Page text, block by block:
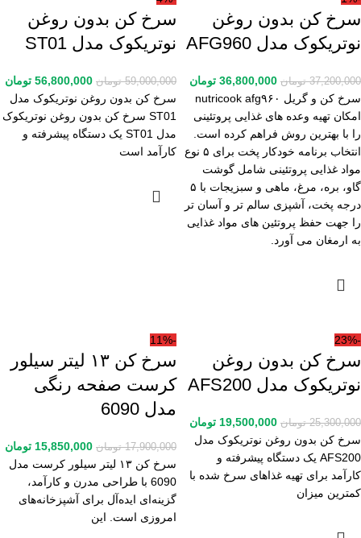
سرخ کن بدون روغن
نوتریکوک مدل AFG960
37,200,000 تومان 36,800,000 تومان
سرخ کن و گریل nutricook afg۹۶۰
امکان تهیه وعده های غذایی پروتئینی
را با بهترین روش فراهم کرده است.
انتخاب برنامه خودکار پخت برای ۵ نوع
مواد غذایی پروتئینی شامل گوشت
گاو، بره، مرغ، ماهی و سبزیجات با ۵
درجه پخت، آشپزی سالم تر و آسان تر
را جهت حفظ پروتئین های مواد غذایی
به ارمغان می آورد.
سرخ کن بدون روغن
نوتریکوک مدل ST01
59,000,000 تومان 56,800,000 تومان
سرخ کن بدون روغن نوتریکوک مدل
ST01 سرخ کن بدون روغن نوتریکوک
مدل ST01 یک دستگاه پیشرفته و
کارآمد است
-23%
سرخ کن بدون روغن
نوتریکوک مدل AFS200
25,300,000 تومان 19,500,000 تومان
سرخ کن بدون روغن نوتریکوک مدل
AFS200 یک دستگاه پیشرفته و
کارآمد برای تهیه غذاهای سرخ شده با
کمترین میزان
-11%
سرخ کن ۱۳ لیتر سیلور
کرست صفحه رنگی
مدل 6090
17,900,000 تومان 15,850,000 تومان
سرخ کن ۱۳ لیتر سیلور کرست مدل
6090 با طراحی مدرن و کارآمد،
گزینه‌ای ایده‌آل برای آشپزخانه‌های
امروزی است. این